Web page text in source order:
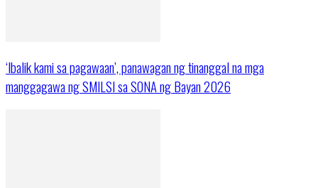
‘Ibalik kami sa pagawaan’, panawagan ng tinanggal na mga
manggagawa ng SMILSI sa SONA ng Bayan 2026